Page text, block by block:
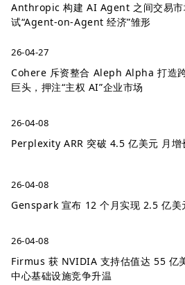
Anthropic 构建 AI Agent 之间交易市
试“Agent-on-Agent 经济”雏形
26-04-27
Cohere 斥资整合 Aleph Alpha 打造
巨头，押注“主权 AI”企业市场
26-04-08
Perplexity ARR 突破 4.5 亿美元 月增
26-04-08
Genspark 宣布 12 个月实现 2.5 亿美
26-04-08
Firmus 获 NVIDIA 支持估值达 55 亿
中心基础设施竞争升温